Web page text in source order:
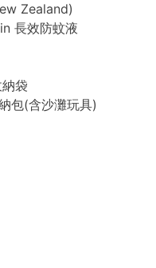
Zealand)
長效防蚊液
袋
包(含沙灘玩具)